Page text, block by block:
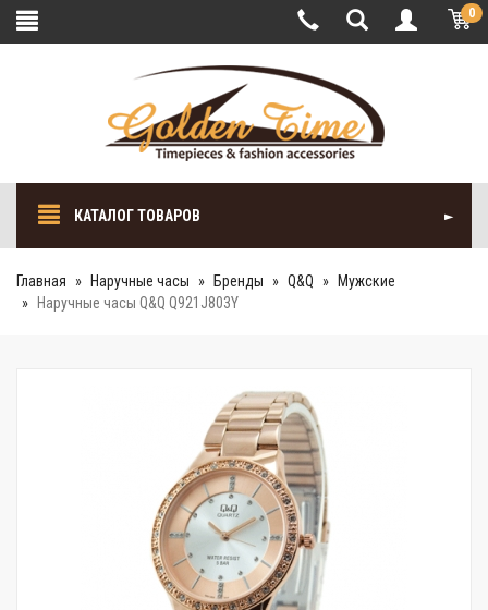
0
КАТАЛОГ ТОВАРОВ
Главная Наручные часы Бренды Q&Q
Мужские
Наручные часы Q&Q Q921J803Y